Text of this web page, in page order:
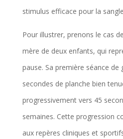
stimulus efficace pour la
Pour illustrer, prenons le cas
mère de deux enfants, qui
pause. Sa première séance de
secondes de planche bien
progressivement vers 45
semaines. Cette progression
aux repères cliniques et